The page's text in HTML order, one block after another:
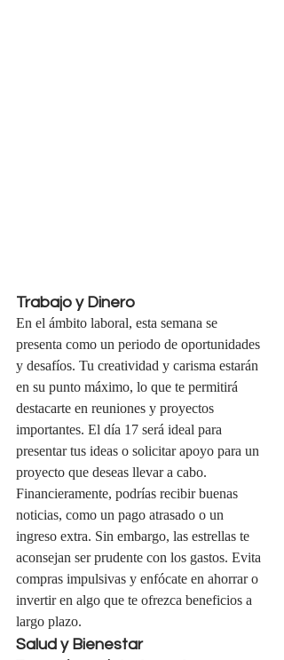
Trabajo y Dinero
En el ámbito laboral, esta semana se
presenta como un periodo de oportunidades
y desafíos. Tu creatividad y carisma estarán
en su punto máximo, lo que te permitirá
destacarte en reuniones y proyectos
importantes. El día 17 será ideal para
presentar tus ideas o solicitar apoyo para un
proyecto que deseas llevar a cabo.
Financieramente, podrías recibir buenas
noticias, como un pago atrasado o un
ingreso extra. Sin embargo, las estrellas te
aconsejan ser prudente con los gastos. Evita
compras impulsivas y enfócate en ahorrar o
invertir en algo que te ofrezca beneficios a
largo plazo.
Salud y Bienestar